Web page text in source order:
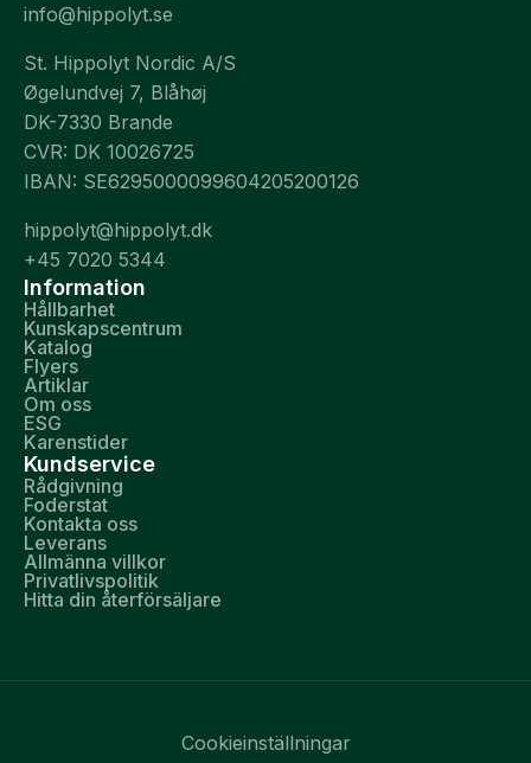
info@hippolyt.se
St. Hippolyt Nordic A/S
Øgelundvej 7, Blåhøj
DK-7330 Brande
CVR: DK 10026725
IBAN: SE6295000099604205200126
hippolyt@hippolyt.dk
+45 7020 5344
Information
Hållbarhet
Kunskapscentrum
Katalog
Flyers
Artiklar
Om oss
ESG
Karenstider
Kundservice
Rådgivning
Foderstat
Kontakta oss
Leverans
Allmänna villkor
Privatlivspolitik
Hitta din återförsäljare
Cookieinställningar